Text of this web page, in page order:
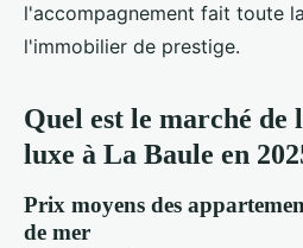
l'accompagnement fait toute
l'immobilier de prestige.
Quel est le marché
luxe à La Baule en
Prix moyens des
de mer